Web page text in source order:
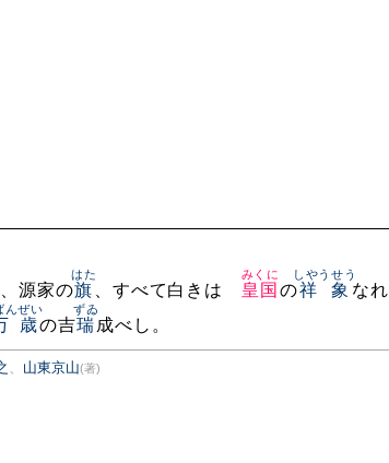
、源家の旗
はた
、すべて白きは 皇国
みくに
の祥象
しやうせう
なれ
歳
んぜい
の吉瑞
ずゐ
成べし。
、 山東京山(著)